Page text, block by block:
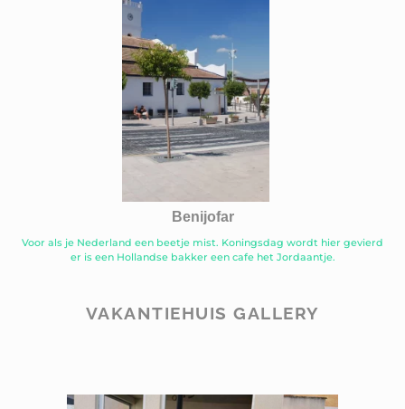
Benijofar
Voor als je Nederland een beetje mist. Koningsdag wordt hier gevierd
er is een Hollandse bakker een cafe het Jordaantje.
VAKANTIEHUIS GALLERY